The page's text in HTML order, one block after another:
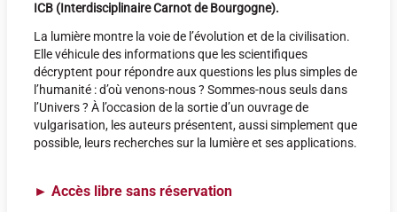
ICB (Interdisciplinaire Carnot de Bourgogne).
La lumière montre la voie de l’évolution et de la civilisation.
Elle véhicule des informations que les scientifiques
décryptent pour répondre aux questions les plus simples de
l’humanité : d’où venons-nous ? Sommes-nous seuls dans
l’Univers ? À l’occasion de la sortie d’un ouvrage de
vulgarisation, les auteurs présentent, aussi simplement que
possible, leurs recherches sur la lumière et ses applications.
► Accès libre sans réservation